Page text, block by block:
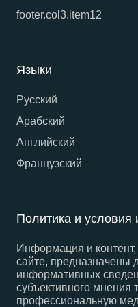
footer.col3.item12
Языки
Русский
Арабский
Английский
Французский
Политика и условия
Информация и
сайте, предназначены
информативных
субъективного мнения
профессиональную